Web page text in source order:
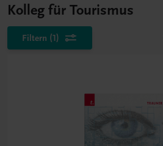
Kolleg für Tourismus
Filtern (1)